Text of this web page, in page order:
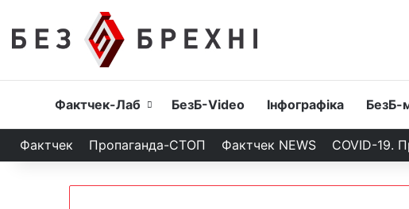
Головна
Фактчек-Лаб БезБ-Video Інфографіка БезБ-
Фактчек Пропаганда-СТОП Фактчек NEWS COVID-19.